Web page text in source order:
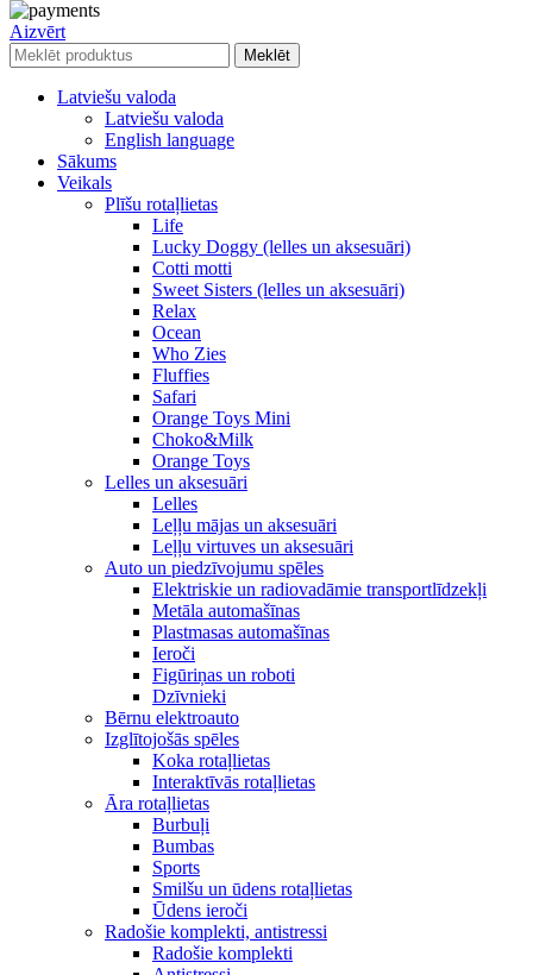
Aizvērt
Meklēt
Latviešu valoda
Latviešu valoda
English language
Sākums
Veikals
Plīšu rotaļlietas
Life
Lucky Doggy (lelles un aksesuāri)
Cotti motti
Sweet Sisters (lelles un aksesuāri)
Relax
Ocean
Who Zies
Fluffies
Safari
Orange Toys Mini
Choko&Milk
Orange Toys
Lelles un aksesuāri
Lelles
Leļļu mājas un aksesuāri
Leļļu virtuves un aksesuāri
Auto un piedzīvojumu spēles
Elektriskie un radiovadāmie transportlīdzekļi
Metāla automašīnas
Plastmasas automašīnas
Ieroči
Figūriņas un roboti
Dzīvnieki
Bērnu elektroauto
Izglītojošās spēles
Koka rotaļlietas
Interaktīvās rotaļlietas
Āra rotaļlietas
Burbuļi
Bumbas
Sports
Smilšu un ūdens rotaļlietas
Ūdens ieroči
Radošie komplekti, antistressi
Radošie komplekti